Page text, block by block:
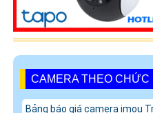
CAMERA THEO CHỨC
Bảng báo giá camera imou